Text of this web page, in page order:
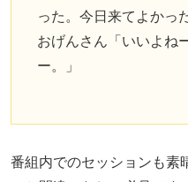
った。今日来てよかっ
おげんさん「いいよね
ー。」
番組内でのセッションも素